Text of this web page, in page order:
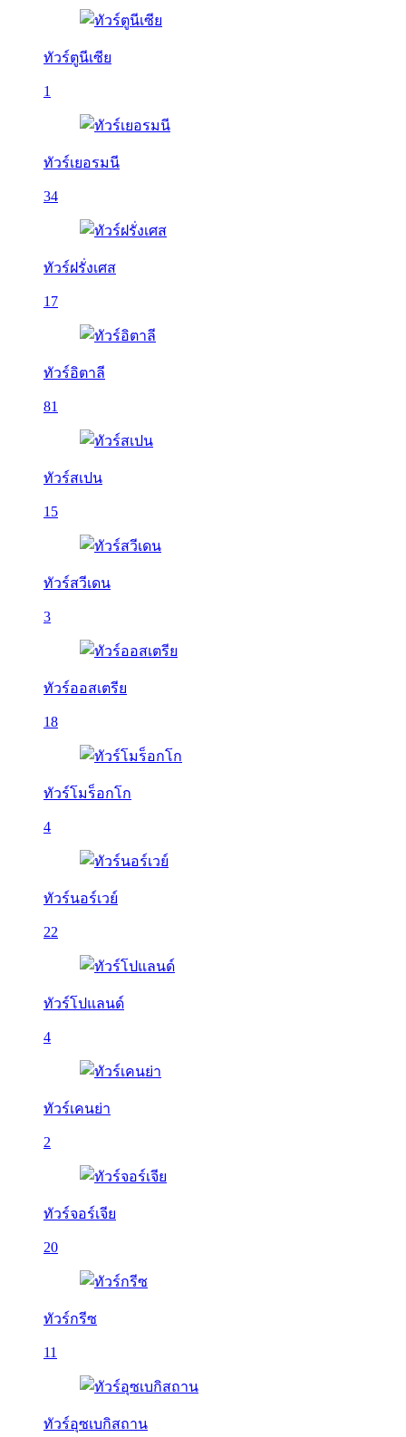
ทัวร์ตูนีเซีย
1
ทัวร์เยอรมนี
34
ทัวร์ฝรั่งเศส
17
ทัวร์อิตาลี
81
ทัวร์สเปน
15
ทัวร์สวีเดน
3
ทัวร์ออสเตรีย
18
ทัวร์โมร็อกโก
4
ทัวร์นอร์เวย์
22
ทัวร์โปแลนด์
4
ทัวร์เคนย่า
2
ทัวร์จอร์เจีย
20
ทัวร์กรีซ
11
ทัวร์อุซเบกิสถาน